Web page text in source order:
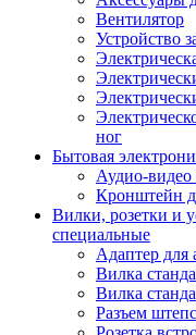
Вентилятор
Устройство
ног
Бытовая
Аудио-
Кронштейн
Вилки, розетки и
специальные
Адаптер для
Вилка
Вилка
Разъем